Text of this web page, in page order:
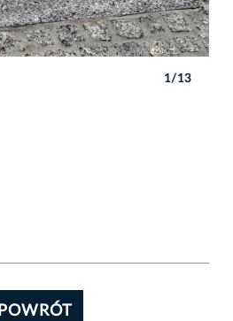
1/13
POWRÓT